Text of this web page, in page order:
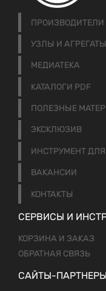
ПРОИЗВОДИТЕЛИ
УЗЛЫ И АГРЕГАТЫ
МЕДИАТЕКА
КАТАЛОГИ PDF
ПОЛЕЗНЫЕ
ЭКСКЛЮЗИВ
ИНСТРУМЕНТ
ВАКАНСИИ
КОНТАКТЫ
СЕРВИСЫ И
КОРЗИНА И ЗАКАЗ
ОБРАТНАЯ СВЯЗЬ
САЙТЫ-ПАРТНЕРЫ